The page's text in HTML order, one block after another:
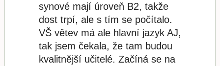
synové mají úroveň B2, takže
dost trpí, ale s tím se počítalo.
VŠ větev má ale hlavní jazyk AJ,
tak jsem čekala, že tam budou
kvalitnější učitelé. Začíná se na